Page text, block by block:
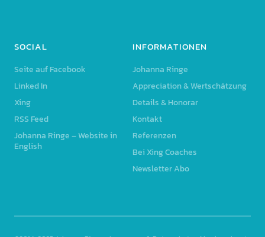
SOCIAL
Seite auf Facebook
Linked In
Xing
RSS Feed
Johanna Ringe – Website in
English
INFORMATIONEN
Johanna Ringe
Appreciation & Wertschätzung
Details & Honorar
Kontakt
Referenzen
Bei Xing Coaches
Newsletter Abo